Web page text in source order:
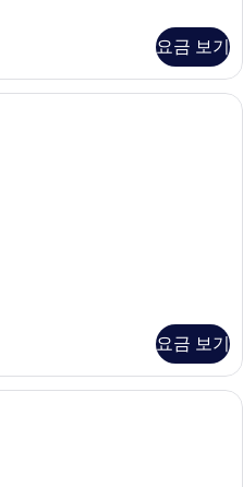
요금 보기
HARRIS Unique Room | 미니바, 객실
요금 보기
HARRIS Unique, One Bedroom | 거